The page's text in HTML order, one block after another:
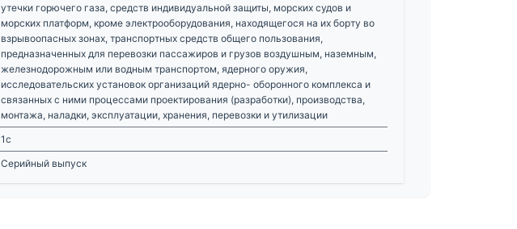
утечки горючего газа, средств индивидуальной защиты, морских судов и
морских платформ, кроме электрооборудования, находящегося на их борту во
взрывоопасных зонах, транспортных средств общего пользования,
предназначенных для перевозки пассажиров и грузов воздушным, наземным,
железнодорожным или водным транспортом, ядерного оружия,
исследовательских установок организаций ядерно- оборонного комплекса и
связанных с ними процессами проектирования (разработки), производства,
монтажа, наладки, эксплуатации, хранения, перевозки и утилизации
1с
Серийный выпуск